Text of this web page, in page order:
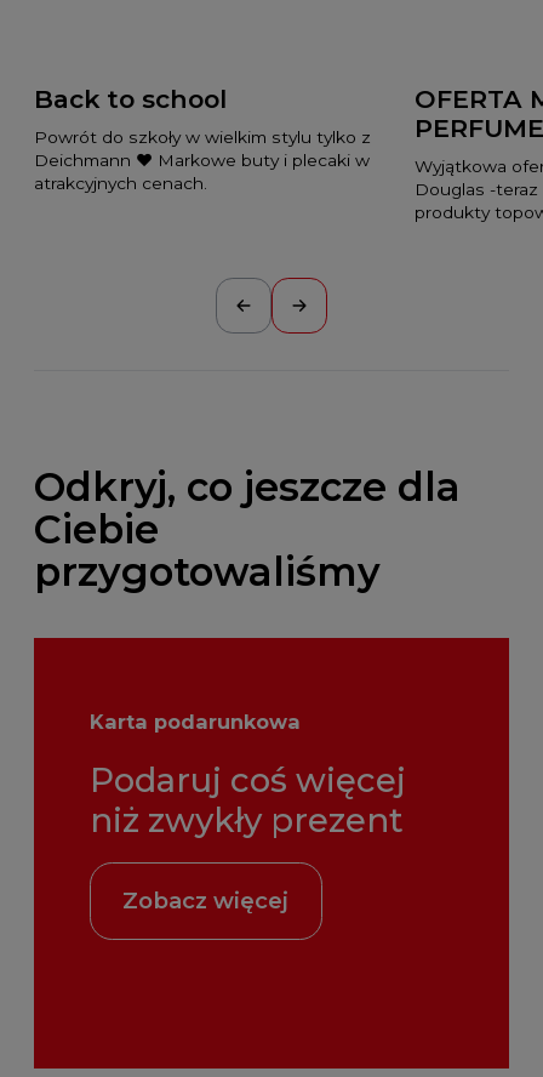
Back to school
Powrót do szkoły w wielkim stylu tylko z
Deichmann ❤️ Markowe buty i plecaki w
atrakcyjnych cenach.
OFERTA
Wyjątkowa
Douglas -
produkty
Odkryj, co jeszcze dla
Ciebie
przygotowaliśmy
Karta podarunkowa
Podaruj coś więcej
niż zwykły prezent
Zobacz więcej